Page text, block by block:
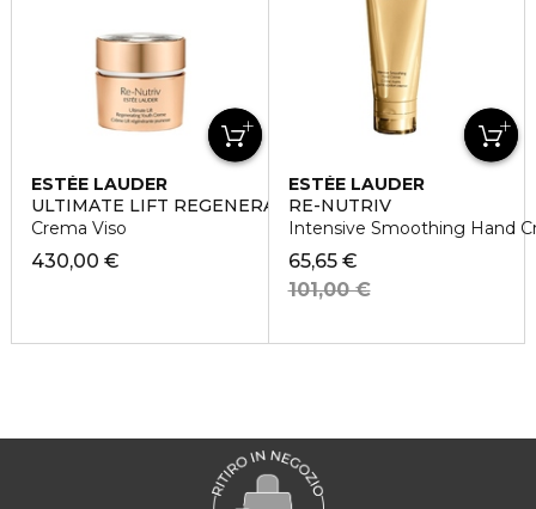
ESTÉE LAUDER
ULTIMATE LIFT REGENERATING YOUTH
Crema Viso
430,00 €
ESTÉE LAUDER
RE-NUTRIV
Intensive Smoothing Hand
65,65 €
101,00 €